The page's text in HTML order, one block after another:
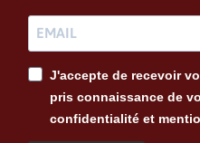
J'accepte de recevoir
pris connaissance de
confidentialité et